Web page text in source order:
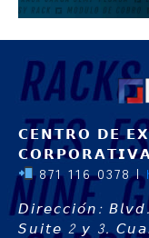
𝗖𝗘𝗡𝗧𝗥𝗢 𝗗𝗘
871 116 0378 |
𝘋𝘪𝘳𝘦𝘤𝘤𝘪𝘰́𝘯:
𝘚𝘶𝘪𝘵𝘦 2 𝘺 3.